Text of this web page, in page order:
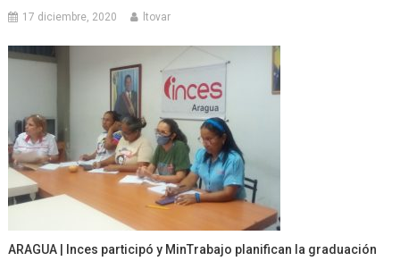
17 diciembre, 2020 ltovar
ARAGUA | Inces participó y MinTrabajo planifican la graduación